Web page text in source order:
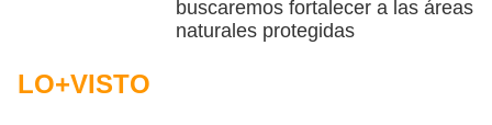
buscaremos fortalecer a las áreas
naturales protegidas
LO+VISTO